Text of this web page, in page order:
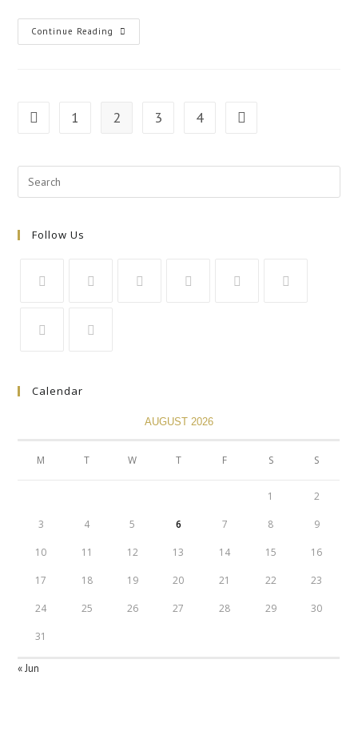
Continue Reading To
So
Go to the previous page
1 2 3 4 Go to the next page
Follow Us
Calendar
AUGUST 2026
M T W T F S S
1 2
3 4 5 6 7 8 9
10 11 12 13 14 15 16
17 18 19 20 21 22 23
24 25 26 27 28 29 30
31
« Jun